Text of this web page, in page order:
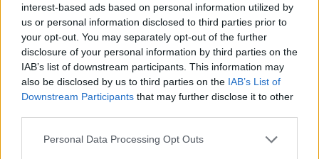
interest-based ads based on personal information utilized by
us or personal information disclosed to third parties prior to
your opt-out. You may separately opt-out of the further
disclosure of your personal information by third parties on the
IAB’s list of downstream participants. This information may
also be disclosed by us to third parties on the IAB’s List of
Downstream Participants that may further disclose it to other
Please note that this website/app uses one or more Google
Personal Data Processing Opt Outs